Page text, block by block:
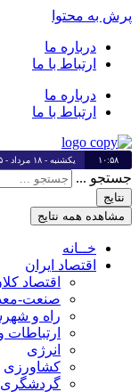
پرش به محتوا
درباره ما
ارتباط با ما
درباره ما
ارتباط با ما
۱۰:۵۸ یکشنبه - ۱۸ مرداد - ۱۴۰۵
جستجو ...
نتایج
مشاهده همه نتایج
خــانه
اقتصاد ایران
اقتصاد
صنعت-
راه و
انرژی
کشاورزی
گردشگری